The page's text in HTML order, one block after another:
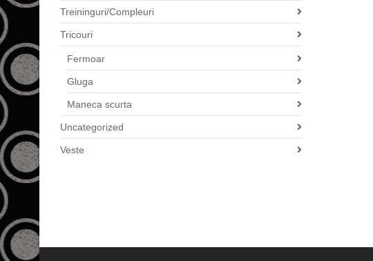
Treininguri/Compleuri
Tricouri
Fermoar
Gluga
Maneca scurta
Uncategorized
Veste